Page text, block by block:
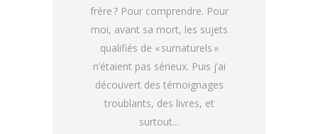
frère ? Pour comprendre. Pour
moi, avant sa mort, les sujets
qualifiés de « surnaturels »
n’étaient pas sérieux. Puis j’ai
découvert des témoignages
troublants, des livres, et
surtout...